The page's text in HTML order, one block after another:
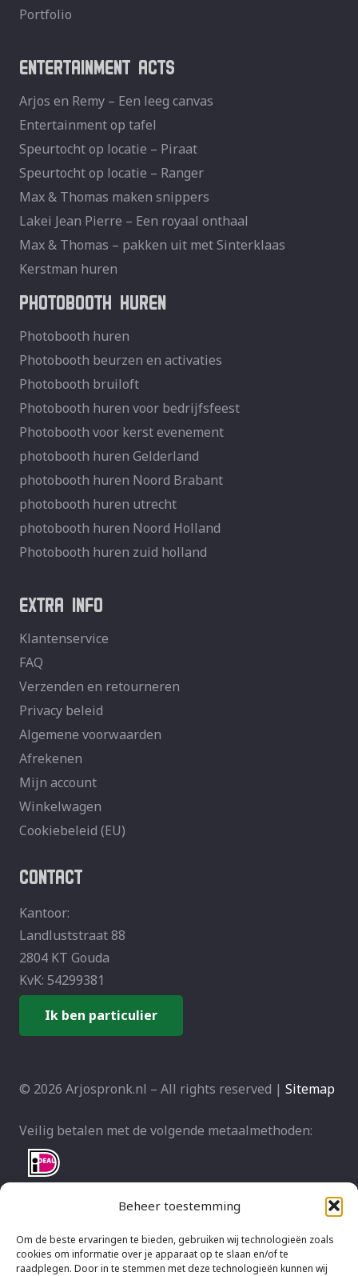
Beheer toestemming
Om de beste ervaringen te bieden, gebruiken wij technologieën zoals
cookies om informatie over je apparaat op te slaan en/of te
raadplegen. Door in te stemmen met deze technologieën kunnen wij
Portfolio
ENTERTAINMENT ACTS
Arjos en Remy – Een leeg canvas
Entertainment op tafel
Speurtocht op locatie – Piraat
Speurtocht op locatie – Ranger
Max & Thomas maken snippers
Lakei Jean Pierre – Een royaal onthaal
Max & Thomas – pakken uit met Sinterklaas
Kerstman huren
PHOTOBOOTH HUREN
Photobooth huren
Photobooth beurzen en activaties
Photobooth bruiloft
Photobooth huren voor bedrijfsfeest
Photobooth voor kerst evenement
photobooth huren Gelderland
photobooth huren Noord Brabant
photobooth huren utrecht
photobooth huren Noord Holland
Photobooth huren zuid holland
EXTRA INFO
Klantenservice
FAQ
Verzenden en retourneren
Privacy beleid
Algemene voorwaarden
Afrekenen
Mijn account
Winkelwagen
Cookiebeleid (EU)
CONTACT
Kantoor:
Landluststraat 88
2804 KT Gouda
KvK: 54299381
Ik ben particulier
© 2026 Arjospronk.nl – All rights reserved | Sitemap
Veilig betalen met de volgende metaalmethoden: